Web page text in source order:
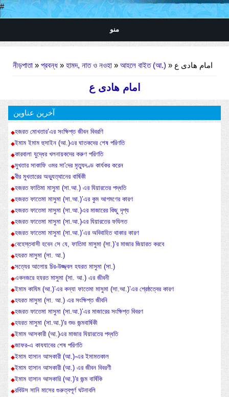
#
منو
নীড়পাতা » প্রবন্ধ » হামদ, নাত ও নওহা » আহলে বাইত (আ.) » امام هادی ع
امام هادی ع
آخرین عناوین
হজরত মোখতার’এর সংক্ষিপ্ত জীবন বিবরণি
ইমাম ইমাম হুসাইন (আ.)এর ঘাতকদের শেষ পরিণতি
কারবালা যুদ্ধের খলনায়কদের করুণ পরিণতি
মুখতার সাকাফি ওমর সা'দের মৃত্যুদণ্ড কার্যকর করেন
বীর মুখতারের অভ্যুত্থানের বার্ষিকী
হজরত ফাতিমা মাসুমা (সা.আ.) এর যিয়ারতের পদ্ধতি
হজরত ফাতেমা মাসুমা (সা.আ.)’এর কুম আগমণের কারণ
হজরত ফাতেমা মাসুমা (সা.আ.)এর মাজারের কিছু দৃশ্য
হজরত ফাতেমা মাসুমা (সা.আ.)এর যিয়ারতের ফযিলত
হজরত ফাতেমা মাসুমা (সা.আ.)’এর অবিবাহিত থাকার কারণ
বেহেস্তবাসী হবেন সে যে, ফাতিমা মাসুমা (সা.)’র মাজার জিয়ারত করবে
হযরত মাসুমা (সা. আ.)
সত্যের আলোয় চির-উজ্জ্বল হযরত মাসুমা (সা.)
একনজরে হযরত মাসুমা (সা. আ.) এর জীবনী
ইমাম কাযিম (আ.)’এর কন্যা ফাতেমা মাসুমা (সা.আ.)’এর শ্রেষ্ঠত্বের কারণ
হযরত মাসুমা (সা. আ.) এর সংক্ষিপ্ত জীবনি
হজরত ফাতেমা মাসুমা (সা.আ.)’এর মাজারের সংক্ষিপ্ত বিবরণ
হযরত মাসুমা (সা.আ.)'র শুভ জন্মবার্ষিকী
ইমাম আসকারী (আ.)এর মাজার যিয়ারতের পদ্ধতি
জাফর-এ কাযযাবের শেষ পরিণতি
ইমাম হাসান আসকারী (আ.)-এর ইমামতকাল
ইমাম হাসান আসকারী (আ.) এর জীবন বিবরণী
ইমাম হাসান আসকারি (আ.)'র জন্ম বার্ষিকি
রবিউস সানি মাসের গুরুত্বপূর্ণ ঘটনাবলি